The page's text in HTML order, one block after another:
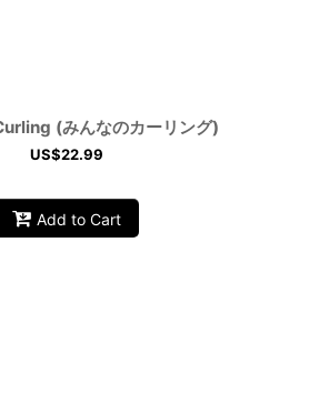
(みんなのカーリング)
US$22.99
Add to Cart